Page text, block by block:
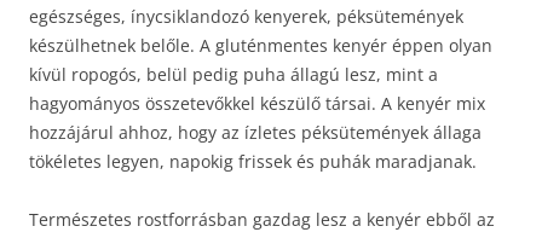
egészséges, ínycsiklandozó kenyerek, péksütemények
készülhetnek belőle. A gluténmentes kenyér éppen olyan
kívül ropogós, belül pedig puha állagú lesz, mint a
hagyományos összetevőkkel készülő társai. A kenyér mix
hozzájárul ahhoz, hogy az ízletes péksütemények állaga
tökéletes legyen, napokig frissek és puhák maradjanak.
Természetes rostforrásban gazdag lesz a kenyér ebből az